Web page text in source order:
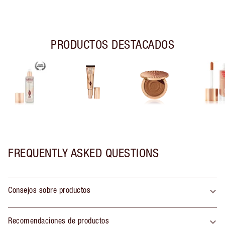
PRODUCTOS DESTACADOS
FREQUENTLY ASKED QUESTIONS
Consejos sobre productos
Recomendaciones de productos